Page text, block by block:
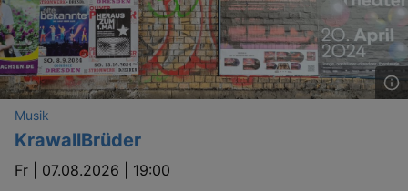
Musik
KrawallBrüder
Fr | 07.08.2026 | 19:00